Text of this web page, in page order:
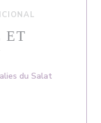
ET
du Salat